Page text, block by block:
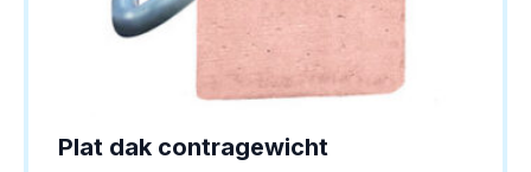
Plat dak contragewicht